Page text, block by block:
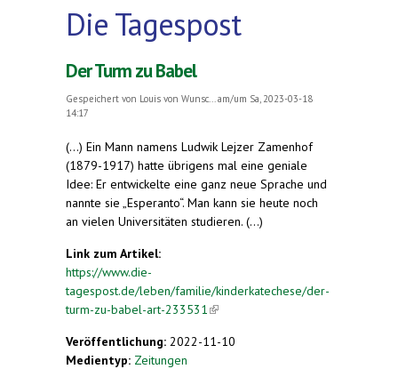
Die Tagespost
Der Turm zu Babel
Gespeichert von Louis von Wunsc...
am/um Sa, 2023-03-18
14:17
(...) Ein Mann namens Ludwik Lejzer Zamenhof
(1879-1917) hatte übrigens mal eine geniale
Idee: Er entwickelte eine ganz neue Sprache und
nannte sie „Esperanto“. Man kann sie heute noch
an vielen Universitäten studieren. (...)
Link zum Artikel:
https://www.die-
tagespost.de/leben/familie/kinderkatechese/der-
turm-zu-babel-art-233531 (link is external)
Veröffentlichung: 2022-11-10
Medientyp: Zeitungen